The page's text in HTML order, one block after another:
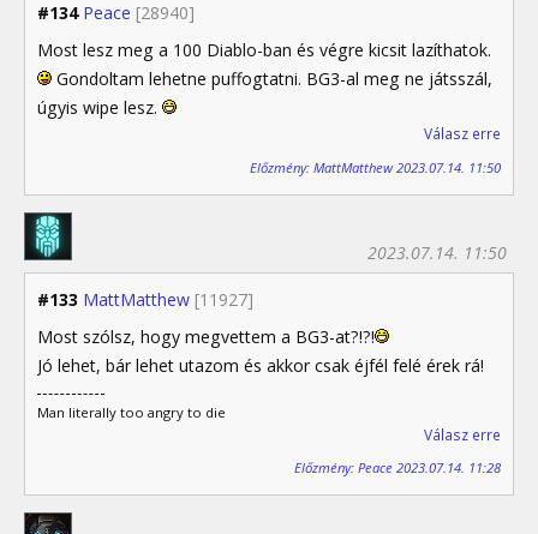
#134 Peace [28940]
Most lesz meg a 100 Diablo-ban és végre kicsit lazíthatok.
Gondoltam lehetne puffogtatni. BG3-al meg ne játsszál,
úgyis wipe lesz.
Válasz erre
Előzmény: MattMatthew 2023.07.14. 11:50
#133 MattMatthew [11927]
2023.07.14. 11:50
Most szólsz, hogy megvettem a BG3-at?!?!
Jó lehet, bár lehet utazom és akkor csak éjfél felé érek rá!
Man literally too angry to die
Válasz erre
Előzmény: Peace 2023.07.14. 11:28